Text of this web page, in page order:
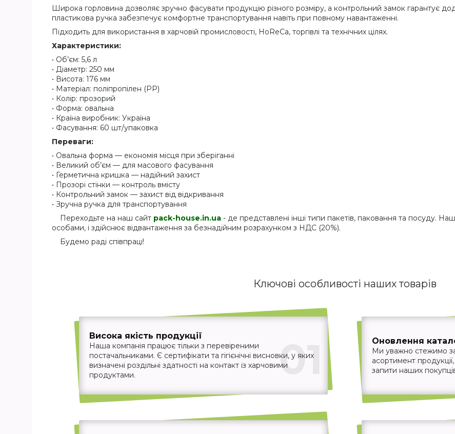
Широка горловина дозволяє зручно фасувати продукцію різного розміру, а контрольний замок гарантує
пластикова ручка забезпечує комфортне транспортування навіть при повному навантаженні.
Підходить для використання в харчовій промисловості, HoReCa, торгівлі та технічних цілях.
Характеристики:
• Об’єм: 5,6 л
• Діаметр: 250 мм
• Висота: 176 мм
• Матеріал: поліпропілен (PP)
• Колір: прозорий
• Форма: овальна
• Країна виробник: Україна
• Фасування: 60 шт/упаковка
Переваги:
• Овальна форма — економія місця при зберіганні
• Великий об’єм — для масового фасування
• Герметична кришка — надійний захист
• Прозорі стінки — контроль вмісту
• Контрольний замок — захист від відкривання
• Зручна ручка для транспортування
Переходьте на наш сайт pack-house.in.ua - де представлені інші типи пакетів, паковання та посуду.
особами, і здійснює відвантаження за безнадійним розрахунком з НДС (20%).
Будемо раді співпраці!
Ключові особливості наших товарів
01
Висока якість продукції
Наша компанія працює тільки з перевіреними
постачальниками. Є сертифікати та гігієнічні висновки, у яких
визначені роздільні здатності на контакт із харчовими
продуктами.
Оновлення
Ми уважно стежимо
асортимент
запити наших